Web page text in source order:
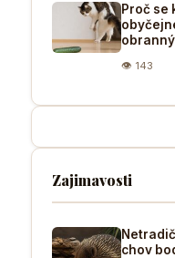
Proč se
👁 143
Zajimavosti
chov